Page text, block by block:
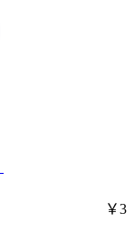
￥3